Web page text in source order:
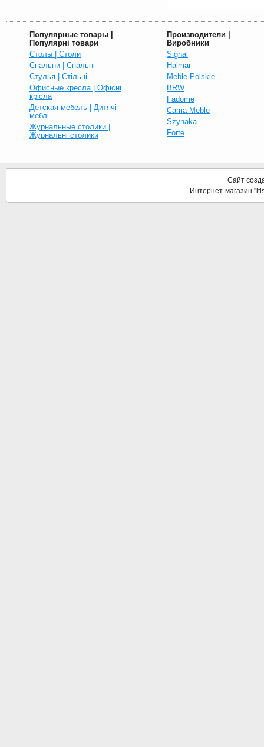
Популярные товары |
Популярні товари
Столы | Столи
Спальни | Спальні
Стулья | Стільці
Офисные кресла | Офісні
крісла
Детская мебель | Дитячі
меблі
Журнальные столики |
Журнальні столики
Производители |
Виробники
Signal
Halmar
Meble Polskie
BRW
Fadome
Cama Meble
Szynaka
Forte
Сайт
Интернет-магазин